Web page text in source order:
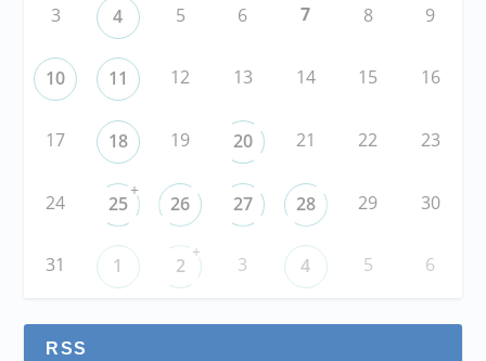
3 4 5 6 7 8 9
10 11 12 13 14 15 16
17 18 19 20 21 22 23
24 25
+
26 27 28 29 30
31 1 2
+
3 4 5 6
RSS